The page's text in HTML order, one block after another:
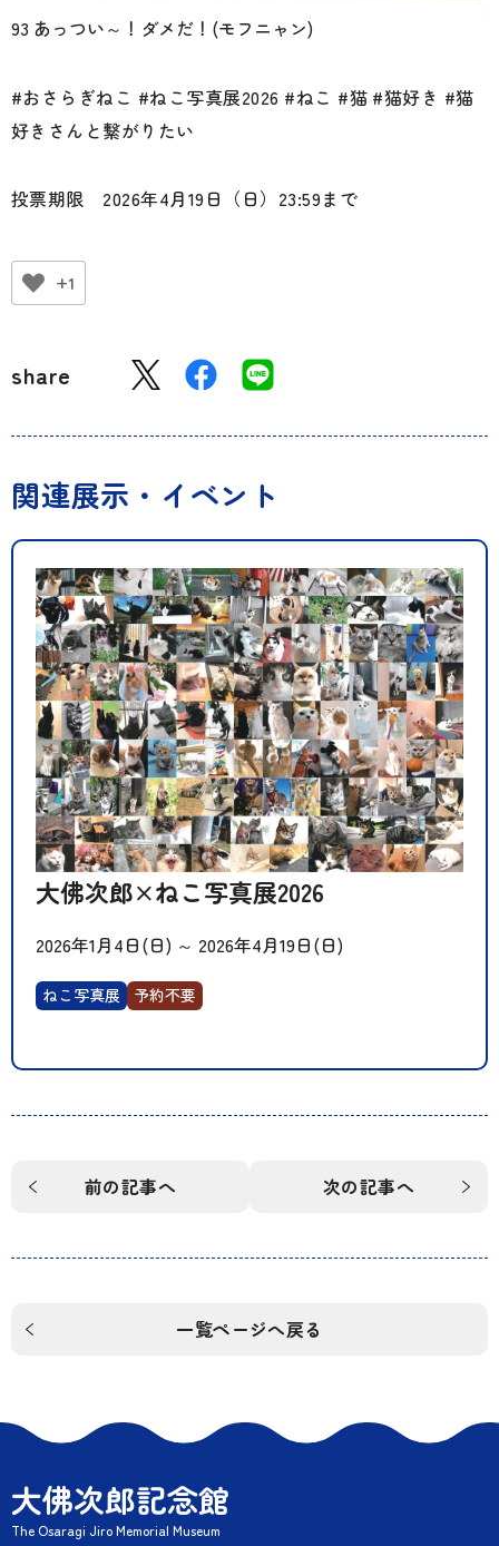
93 あっつい～！ダメだ！(モフニャン)
#おさらぎねこ #ねこ写真展2026 #ねこ #猫 #猫好き #猫
好きさんと繋がりたい
投票期限 2026年4月19日（日）23:59まで
+1
share
関連展示・イベント
大佛次郎×ねこ写真展2026
2026年1月4日(日) ～ 2026年4月19日(日)
ねこ写真展 予約不要
前の記事へ 次の記事へ
一覧ページへ戻る
大佛次郎記念館
The Osaragi Jiro Memorial Museum